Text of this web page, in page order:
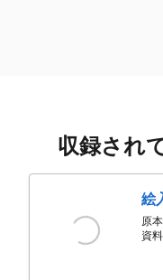
収録され
絵
原
資